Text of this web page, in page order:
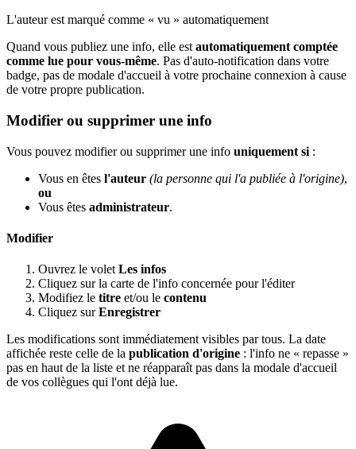
L'auteur est marqué comme « vu » automatiquement
Quand vous publiez une info, elle estautomatiquement comptée
comme lue pour vous-même. Pas d'auto-notification dans votre
badge, pas de modale d'accueil à votre prochaine connexion à cause
de votre propre publication.
Modifier ou supprimer une info
Vous pouvez modifier ou supprimer une info uniquement si :
Vous en êtes l'auteur (la personne qui l'a publiée à l'origine),
ou
Vous êtes administrateur.
Modifier
Ouvrez le voletLes infos
Cliquez sur la carte de l'info concernée pour l'éditer
Modifiez le titre et/ou le contenu
Cliquez surEnregistrer
Les modifications sont immédiatement visibles par tous. La date
affichée reste celle de la publication d'origine : l'info ne « repasse »
pas en haut de la liste et ne réapparaît pas dans la modale d'accueil
de vos collègues qui l'ont déjà lue.